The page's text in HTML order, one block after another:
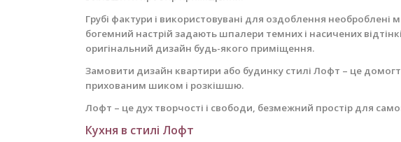
Грубі фактури і використовувані для оздоблення
богемний настрій задають шпалери темних і насичених
оригінальний дизайн будь-якого приміщення.
Замовити дизайн квартири або будинку стилі Лофт – це
прихованим шиком і розкішшю.
Лофт – це дух творчості і свободи, безмежний простір для
Кухня в стилі Лофт